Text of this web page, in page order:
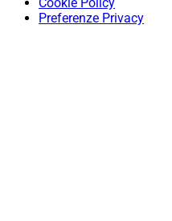
Preferenze Privacy